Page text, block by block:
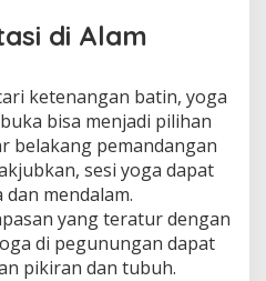
di Alam
ketenangan batin, yoga
bisa menjadi pilihan
belakang pemandangan
sesi yoga dapat
mendalam.
yang teratur dengan
di pegunungan dapat
pikiran dan tubuh.